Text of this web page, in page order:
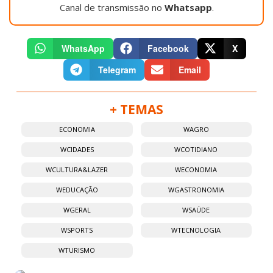
Canal de transmissão no Whatsapp.
WhatsApp Facebook
X
Telegram
Email
+ TEMAS
ECONOMIA WAGRO
WCIDADES WCOTIDIANO
WCULTURA&LAZER WECONOMIA
WEDUCAÇÃO WGASTRONOMIA
WGERAL WSAÚDE
WSPORTS WTECNOLOGIA
WTURISMO